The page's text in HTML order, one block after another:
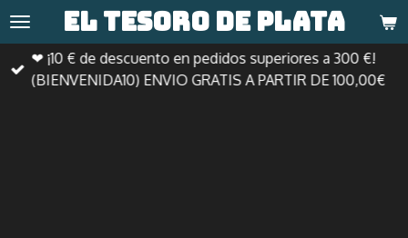
Ir
al
contenido
principal
El tesoro de plata
❤ ¡10 € de descuento en pedidos superiores a 300 €!
(BIENVENIDA10) ENVIO GRATIS A PARTIR DE 100,00€